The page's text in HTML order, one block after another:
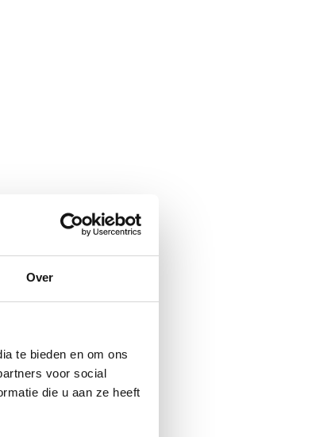
Over
te bieden en om ons
voor social
die u aan ze heeft